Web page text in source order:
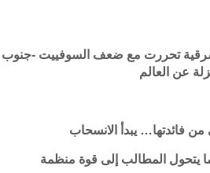
تحررت مع ضعف السوفييت -جنوب
عن العالم
فائدتها… يبدأ الانسحاب
المطالب إلى قوة منظمة